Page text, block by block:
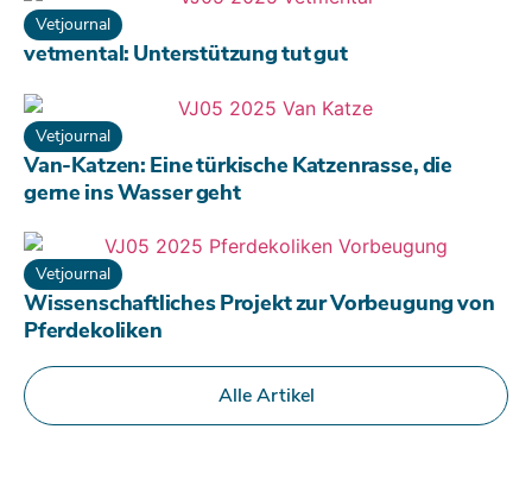
Vetjournal
vetmental: Unterstützung tut gut
Vetjournal
Van-Katzen: Eine türkische Katzenrasse, die
gerne ins Wasser geht
Vetjournal
Wissenschaftliches Projekt zur Vorbeugung von
Pferdekoliken
Alle Artikel